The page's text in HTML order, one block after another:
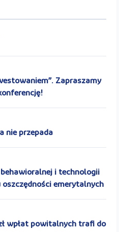
Zapraszamy
nie przepada
behawioralnej i technologii
oszczędności emerytalnych
wpłat powitalnych trafi do